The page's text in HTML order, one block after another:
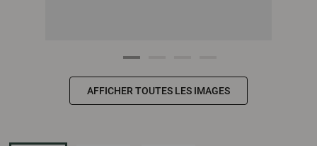
AFFICHER TOUTES LES IMAGES